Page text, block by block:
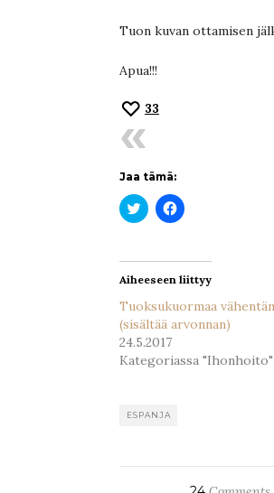
Tuon kuvan ottamisen
Apua!!!
33
Jaa tämä:
Jaa
Twitterissä(Avautuu
Jaa
Aiheeseen liittyy
Tuoksukuormaa
(sisältää arvonnan)
24.5.2017
Kategoriassa "Ihonhoito"
ESPANJA